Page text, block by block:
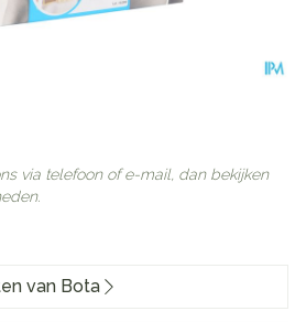
via telefoon of e-mail, dan bekijken
van Bota